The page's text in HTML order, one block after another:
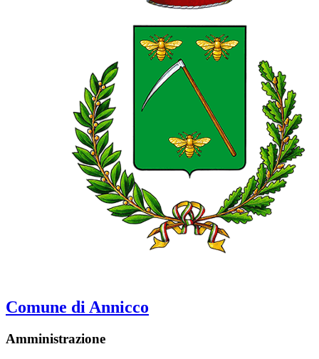
Comune di Annicco
Amministrazione